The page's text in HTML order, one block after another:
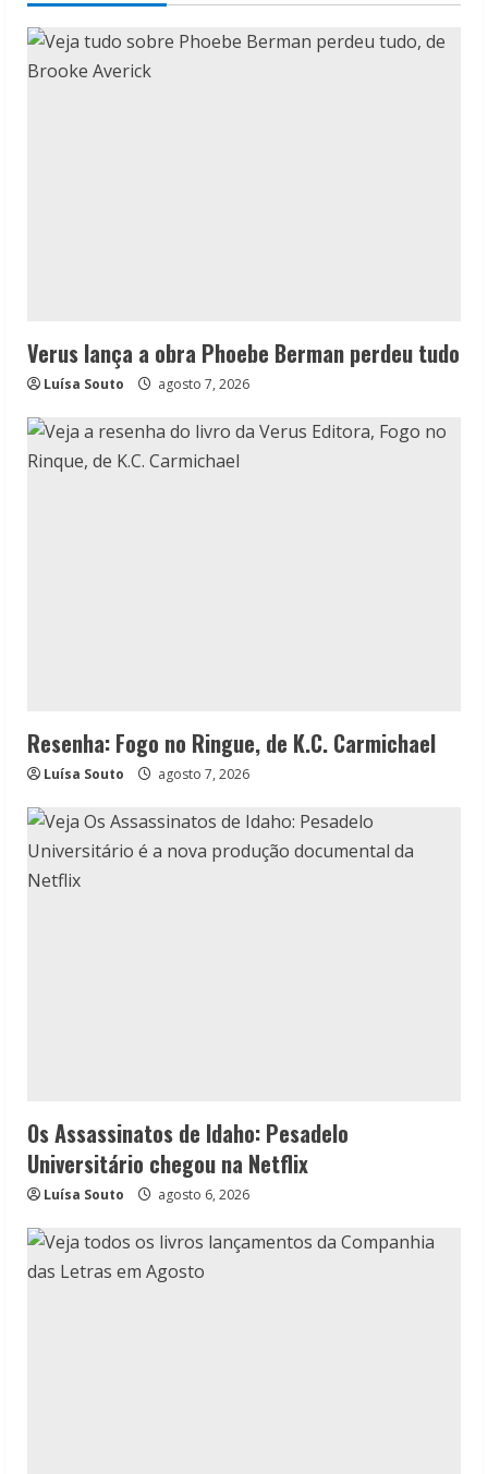
Verus lança a obra Phoebe Berman perdeu tudo
Luísa Souto agosto 7, 2026
Resenha: Fogo no Ringue, de K.C. Carmichael
Luísa Souto agosto 7, 2026
Os Assassinatos de Idaho: Pesadelo
Universitário chegou na Netflix
Luísa Souto agosto 6, 2026